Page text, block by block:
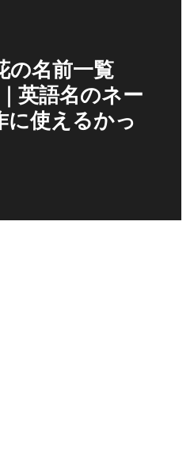
の名前一覧
英語名のネー
に使えるかっ